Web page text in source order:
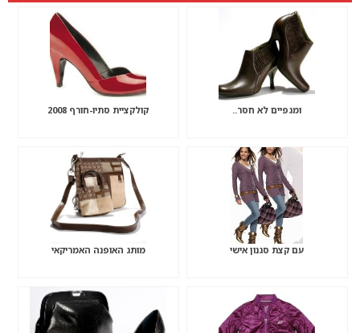
ומגפיים לא חסר.. קולקציית סתיו-חורף 2008
עם קצת סגנון אישי מותג האופנה האמריקאי